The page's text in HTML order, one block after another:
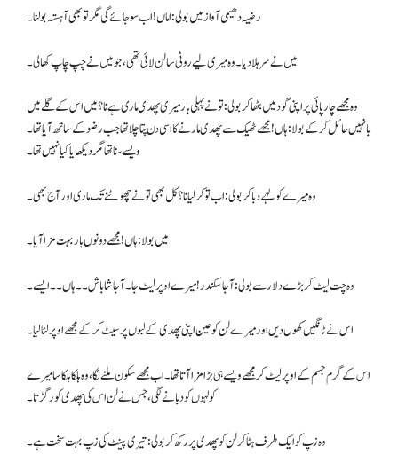
رضیہ دھیمی آواز میں بولی : اماں ! اب سو جائے گی مگر تو بھی آہستہ بولنا۔
میں نے سر ہلا دیا۔ وہ میری لیے روٹی سالن لائی تھی، جو میں نے چپ چاپ کھالی۔
وہ مجھے چار پائی پر اپنی گود میں بٹھا کر بولی: تو نے پہلی بار میری پھدی ماری ہے نا؟ میں اس کے گلے میں
بانہیں حائل کر کے بولا : ہاں ! مجھے ٹھیک سے پھدی مارنے کا اسی دن پتا چلا تھا جب رضو کے ساتھ آیا تھا۔
ویسے سنا تھا مگر دیکھا یا کیا نہیں تھا۔
وہ میرے کو لہے دبا کر بولی: اب تو کر لیانا ؟ کل بھی تو نے چھوٹنے تک ماری اور آج بھی۔
میں بولا : ہاں ! مجھے دونوں بار بہت مزا آیا۔
وه چت لیٹ کر بڑے دلار سے بولی : آجا سکندر ! میرے اوپر لیٹ جا۔ آجا شاباش۔۔ ہاں۔۔ ایسے۔
اس نے ٹانگیں کھول دیں اور میرے لن کو عین اپنی پھدی کے لبوں پر سیٹ کر کے مجھےاوپر لٹا لیا۔
اس کے گرم جسم کے اوپر لیٹ کر مجھے ویسے ہی بڑا مزا آتا تھا۔ اب مجھے سکون ملنے لگا، وہ ہلکا ہلکا سا میرے
کولہوں کو دبانے لگی، جس نے لن اس کی پھدی کو رگڑتا۔
وہ زپ کو ایک طرف ہٹا کر لن کو پھدی پر رکھ کر بولی: تیری پینٹ کی زپ بہت سخت ہے۔